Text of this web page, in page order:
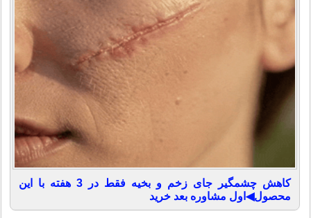
کاهش چشمگیر جای زخم و بخیه فقط در 3 هفته با این
محصول◀اول مشاوره بعد خرید